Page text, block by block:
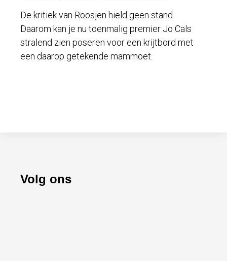
De kritiek van Roosjen hield geen stand.
Daarom kan je nu toenmalig premier Jo Cals
stralend zien poseren voor een krijtbord met
een daarop getekende mammoet.
Volg ons